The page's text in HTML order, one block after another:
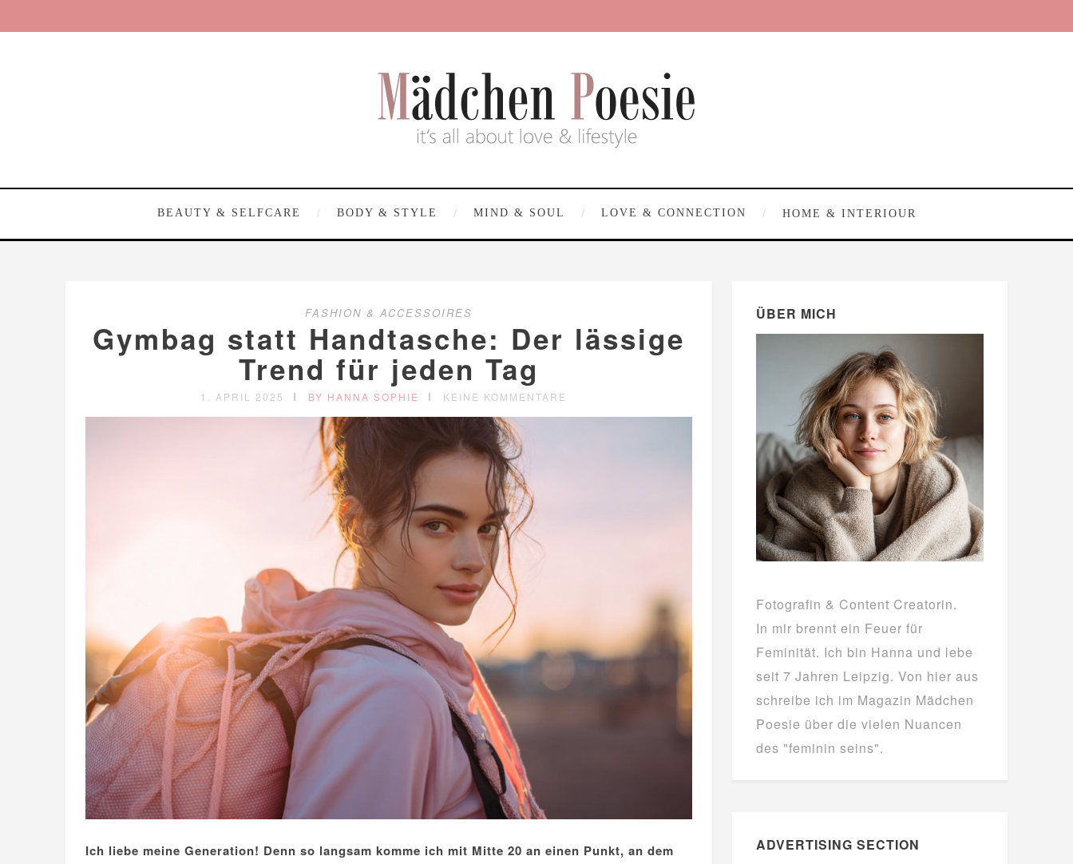
BEAUTY & SELFCARE BODY & STYLE MIND & SOUL LOVE & CONNECTION HOME & INTERIOUR
FASHION & ACCESSOIRES
Gymbag statt Handtasche: Der lässige
Trend für jeden Tag
1. APRIL 2025 BY HANNA SOPHIE KEINE KOMMENTARE
Ich liebe meine Generation! Denn so langsam komme ich mit Mitte 20 an einen Punkt, an dem
ÜBER MICH
Fotografin & Content Creatorin.
In mir brennt ein Feuer für
Feminität. Ich bin Hanna und lebe
seit 7 Jahren Leipzig. Von hier aus
schreibe ich im Magazin Mädchen
Poesie über die vielen Nuancen
des "feminin seins".
ADVERTISING SECTION